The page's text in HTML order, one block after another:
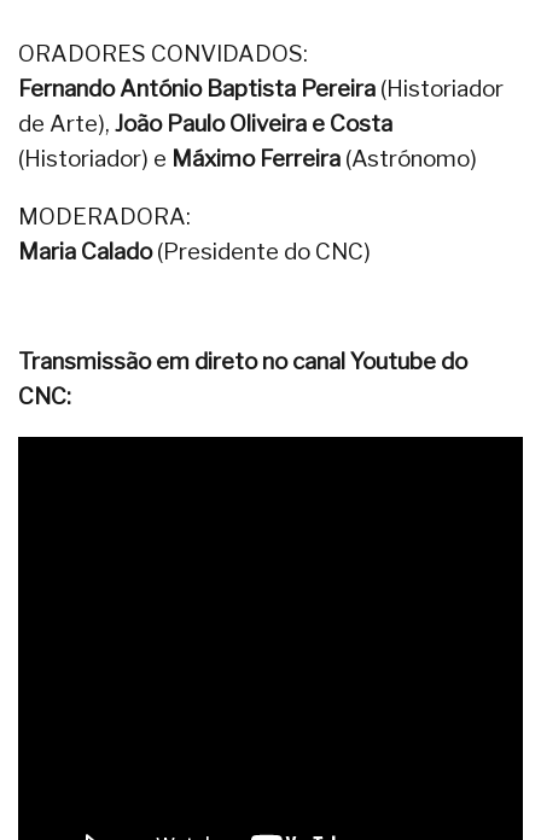
ORADORES CONVIDADOS:
Fernando António Baptista Pereira (Historiador
de Arte), João Paulo Oliveira e Costa
(Historiador) e Máximo Ferreira (Astrónomo)
MODERADORA:
Maria Calado(Presidente do CNC)
Transmissão em direto no canal Youtube do
CNC: